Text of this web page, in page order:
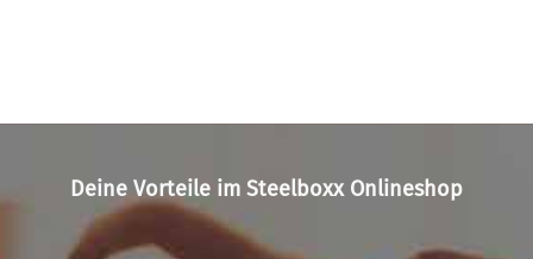
Deine Vorteile im Steelboxx Onlineshop